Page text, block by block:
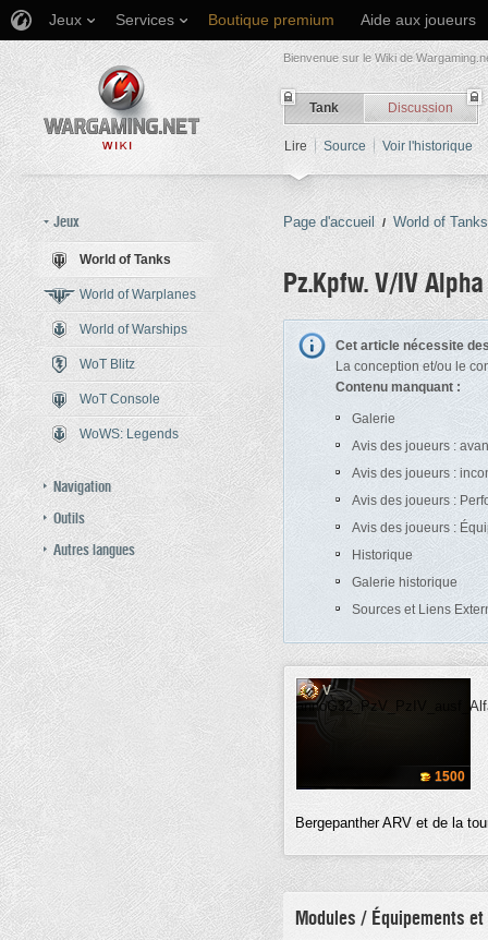
Jeux Services Boutique premium Aide aux joueurs
Bienvenue sur le Wiki de
Tank Discussion
Lire Source Voir l'historique
Jeux
World of Tanks
World of Warplanes
World of Warships
WoT Blitz
WoT Console
WoWS: Legends
Navigation
Outils
Autres langues
Page d'accueil / World of Tanks
Pz.Kpfw. V/IV Alpha
Aller à : rechercher
Cet article nécessite
La conception et/ou le
Contenu manquant :
Galerie
Avis des joueurs :
Avis des joueurs :
Avis des joueurs :
Avis des joueurs :
Historique
Galerie historique
Sources et Liens
V
1500
Bergepanther ARV et de la
Modules / Équipements